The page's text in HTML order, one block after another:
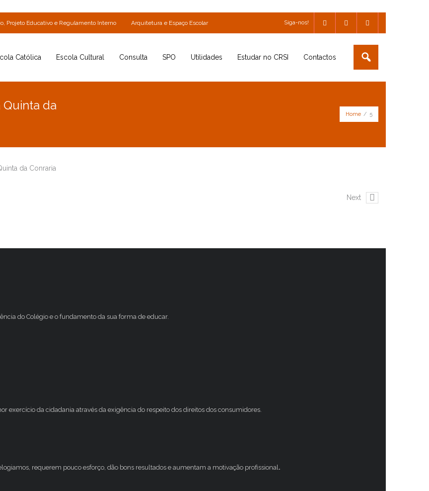
Projeto Educativo e Regulamento Interno Arquitetura e Espaço Escolar Siga-nos!
Católica Escola Cultural Consulta SPO Utilidades Estudar no CRSI Contactos
da
Home / 5
da Conraria
Next
do Colégio e o fundamento da sua forma de educar.
exercício da cidadania através da exigência do respeito dos direitos dos consumidores.
requerem pouco esforço, dão bons resultados e aumentam a motivação profissional.